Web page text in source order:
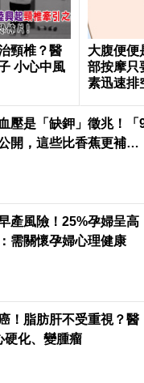
頸椎？醫
小心中風
大腹便便
部按摩只
素迅速排
壓是「缺鉀」徵兆！「
開，這些比香蕉更補鉀
產風險！25%孕婦呈高
需關懷孕婦心理健康
！脂肪肝不受重視？醫
硬化、變腫瘤